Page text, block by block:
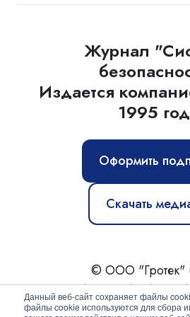
Данный веб-сайт сохраняет файлы
файлы cookie используются для сбора
Журнал
Издается
1995
Оформить
Скачать
© ООО "Гротек"
Новости|Статьи|Обзоры